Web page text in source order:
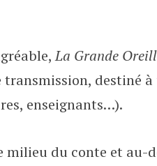
La Grande
transmission, destiné
enseignants…).
milieu du conte et au-